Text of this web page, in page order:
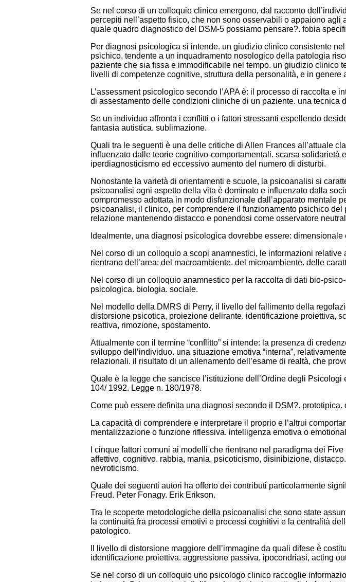
Se nel corso di un colloquio clinico emergono, dal racconto
percepiti nell’aspetto fisico, che non sono osservabili o appaiono
quale quadro diagnostico del DSM-5 possiamo pensare?. fobia
Per diagnosi psicologica si intende. un giudizio clinico consistente
psichico, tendente a un inquadramento nosologico della patologia
paziente che sia fissa e immodificabile nel tempo. un giudizio clinico
livelli di competenze cognitive, struttura della personalità, e in
L’assessment psicologico secondo l’APA è: il processo di raccolta
di assestamento delle condizioni cliniche di un paziente. una tecnica
Se un individuo affronta i conflitti o i fattori stressanti espellendo
fantasia autistica. sublimazione.
Quali tra le seguenti è una delle critiche di Allen Frances all’attuale
influenzato dalle teorie cognitivo-comportamentali. scarsa
iperdiagnosticismo ed eccessivo aumento del numero di disturbi.
Nonostante la varietà di orientamenti e scuole, la psicoanalisi si
psicoanalisi ogni aspetto della vita è dominato e influenzato dalla
compromesso adottata in modo disfunzionale dall’apparato mentale
psicoanalisi, il clinico, per comprendere il funzionamento psichico
relazione mantenendo distacco e ponendosi come osservatore
Idealmente, una diagnosi psicologica dovrebbe essere:
Nel corso di un colloquio a scopi anamnestici, le informazioni
rientrano dell’area: del macroambiente. del microambiente. delle
Nel corso di un colloquio anamnestico per la raccolta di dati bio-
psicologica. biologia. sociale.
Nel modello della DMRS di Perry, il livello del fallimento della
distorsione psicotica, proiezione delirante. identificazione proiettiva,
reattiva, rimozione, spostamento.
Attualmente con il termine “conflitto” si intende: la presenza di
sviluppo dell’individuo. una situazione emotiva “interna”,
relazionali. il risultato di un allenamento dell’esame di realtà, che
Quale è la legge che sancisce l’istituzione dell’Ordine degli
104/ 1992. Legge n. 180/1978.
Come può essere definita una diagnosi secondo il DSM?. prototipica.
La capacità di comprendere e interpretare il proprio e l’altrui
mentalizzazione o funzione riflessiva. intelligenza emotiva o
I cinque fattori comuni ai modelli che rientrano nel paradigma dei
affettivo, cognitivo. rabbia, mania, psicoticismo, disinibizione,
nevroticismo.
Quale dei seguenti autori ha offerto dei contributi particolarmente
Freud. Peter Fonagy. Erik Erikson.
Tra le scoperte metodologiche della psicoanalisi che sono state
la continuità fra processi emotivi e processi cognitivi e la centralità
patologico.
Il livello di distorsione maggiore dell’immagine da quali difese è
identificazione proiettiva. aggressione passiva, ipocondriasi, acting
Se nel corso di un colloquio uno psicologo clinico raccoglie